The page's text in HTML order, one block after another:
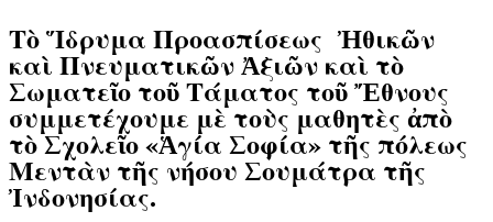
Τὸ Ἵδρυμα Προασπίσεως Ἠθικῶν
καὶ Πνευματικῶν Ἀξιῶν καὶ τὸ
Σωματεῖο τοῦ Τάματος τοῦ Ἔθνους
συμμετέχουμε μὲ τοὺς μαθητὲς ἀπὸ
τὸ Σχολεῖο «Ἁγία Σοφία» τῆς πόλεως
Μεντὰν τῆς νήσου Σουμάτρα τῆς
Ἰνδονησίας.